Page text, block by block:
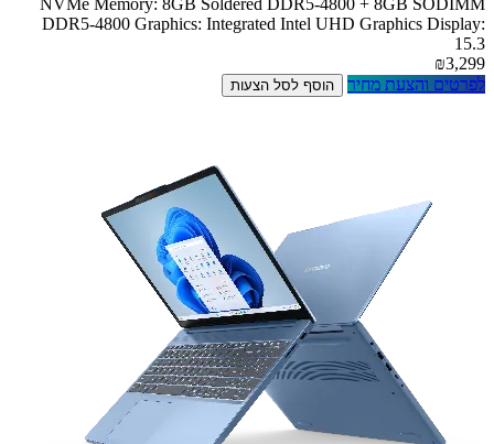
NVMe Memory: 8GB Soldered DDR5-4800 + 8GB SODIMM
DDR5-4800 Graphics: Integrated Intel UHD Graphics Display:
15.3
₪3,299
לפרטים והצעת מחיר
הוסף לסל הצעות